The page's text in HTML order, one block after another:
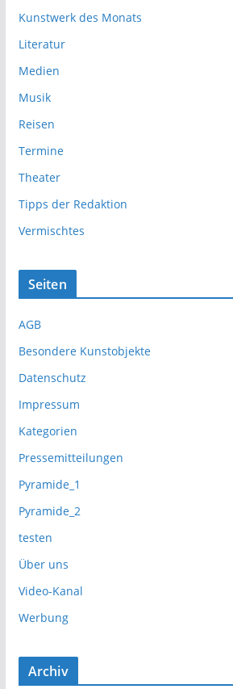
Kunstwerk des Monats
Literatur
Medien
Musik
Reisen
Termine
Theater
Tipps der Redaktion
Vermischtes
Seiten
AGB
Besondere Kunstobjekte
Datenschutz
Impressum
Kategorien
Pressemitteilungen
Pyramide_1
Pyramide_2
testen
Über uns
Video-Kanal
Werbung
Archiv